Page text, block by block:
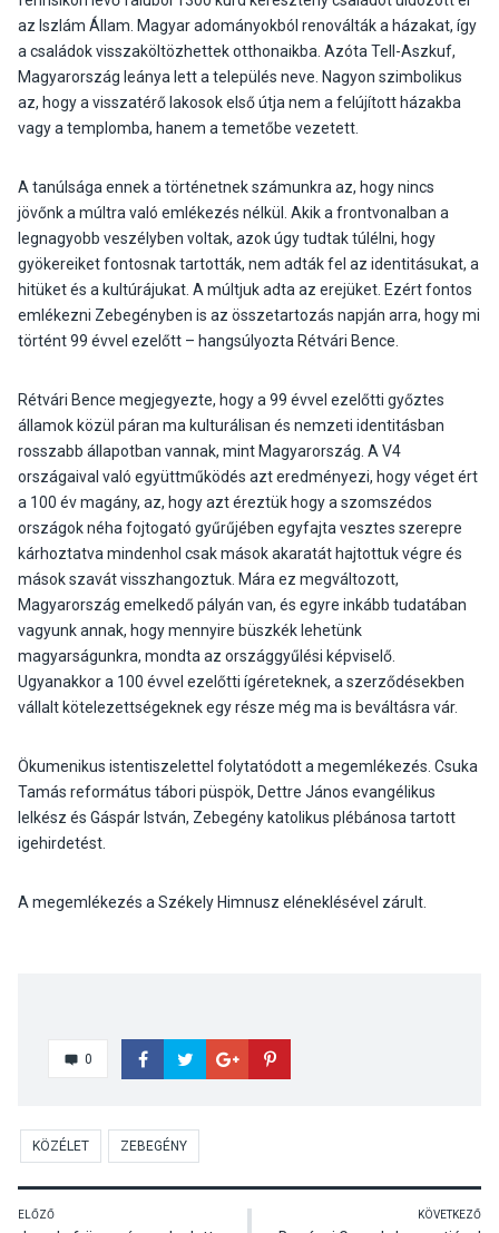
az Iszlám Állam. Magyar adományokból renoválták a házakat, így
a családok visszaköltözhettek otthonaikba. Azóta Tell-Aszkuf,
Magyarország leánya lett a település neve. Nagyon szimbolikus
az, hogy a visszatérő lakosok első útja nem a felújított házakba
vagy a templomba, hanem a temetőbe vezetett.
A tanúlsága ennek a történetnek számunkra az, hogy nincs
jövőnk a múltra való emlékezés nélkül. Akik a frontvonalban a
legnagyobb veszélyben voltak, azok úgy tudtak túlélni, hogy
gyökereiket fontosnak tartották, nem adták fel az identitásukat, a
hitüket és a kultúrájukat. A múltjuk adta az erejüket. Ezért fontos
emlékezni Zebegényben is az összetartozás napján arra, hogy mi
történt 99 évvel ezelőtt – hangsúlyozta Rétvári Bence.
Rétvári Bence megjegyezte, hogy a 99 évvel ezelőtti győztes
államok közül páran ma kulturálisan és nemzeti identitásban
rosszabb állapotban vannak, mint Magyarország. A V4
országaival való együttműködés azt eredményezi, hogy véget ért
a 100 év magány, az, hogy azt éreztük hogy a szomszédos
országok néha fojtogató gyűrűjében egyfajta vesztes szerepre
kárhoztatva mindenhol csak mások akaratát hajtottuk végre és
mások szavát visszhangoztuk. Mára ez megváltozott,
Magyarország emelkedő pályán van, és egyre inkább tudatában
vagyunk annak, hogy mennyire büszkék lehetünk
magyarságunkra, mondta az országgyűlési képviselő.
Ugyanakkor a 100 évvel ezelőtti ígéreteknek, a szerződésekben
vállalt kötelezettségeknek egy része még ma is beváltásra vár.
Ökumenikus istentiszelettel folytatódott a megemlékezés. Csuka
Tamás református tábori püspök, Dettre János evangélikus
lelkész és Gáspár István, Zebegény katolikus plébánosa tartott
igehirdetést.
A megemlékezés a Székely Himnusz eléneklésével zárult.
0
KÖZÉLET ZEBEGÉNY
ELŐZŐ KÖVETKEZŐ